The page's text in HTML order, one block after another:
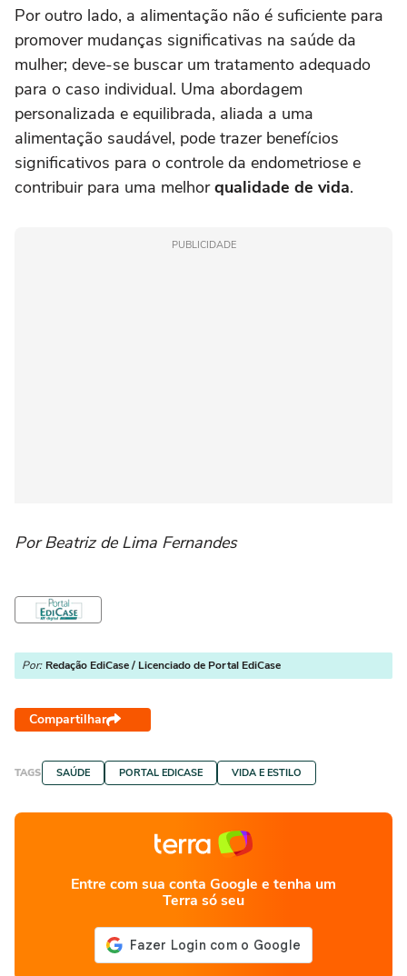
Por outro lado, a alimentação não é suficiente para
promover mudanças significativas na saúde da
mulher; deve-se buscar um tratamento adequado
para o caso individual. Uma abordagem
personalizada e equilibrada, aliada a uma
alimentação saudável, pode trazer benefícios
significativos para o controle da endometriose e
contribuir para uma melhorqualidade de vida.
PUBLICIDADE
Por Beatriz de Lima Fernandes
Por: Redação EdiCase / Licenciado de Portal EdiCase
Compartilhar
TAGS SAÚDE PORTAL EDICASE VIDA E ESTILO
Entre com sua conta Google e tenha um
Terra só seu